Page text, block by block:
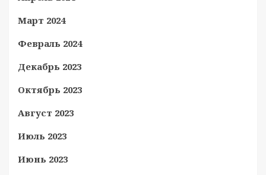
Март 2024
Февраль 2024
Декабрь 2023
Октябрь 2023
Август 2023
Июль 2023
Июнь 2023